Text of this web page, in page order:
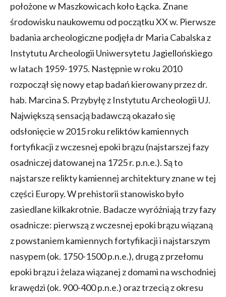
położone w Maszkowicach koło Łącka. Znane
środowisku naukowemu od początku XX w. Pierwsze
badania archeologiczne podjęła dr Maria Cabalska z
Instytutu Archeologii Uniwersytetu Jagiellońskiego
w latach 1959-1975. Następnie w roku 2010
rozpoczął się nowy etap badań kierowany przez dr.
hab. Marcina S. Przybyłę z Instytutu Archeologii UJ.
Największą sensacją badawczą okazało się
odsłonięcie w 2015 roku reliktów kamiennych
fortyfikacji z wczesnej epoki brązu (najstarszej fazy
osadniczej datowanej na 1725 r. p.n.e.). Są to
najstarsze relikty kamiennej architektury znane w tej
części Europy. W prehistorii stanowisko było
zasiedlane kilkakrotnie. Badacze wyróżniają trzy fazy
osadnicze: pierwszą z wczesnej epoki brązu wiązaną
z powstaniem kamiennych fortyfikacji i najstarszym
nasypem (ok. 1750-1500 p.n.e.), drugą z przełomu
epoki brązu i żelaza wiązanej z domami na wschodniej
krawędzi (ok. 900-400 p.n.e.) oraz trzecią z okresu